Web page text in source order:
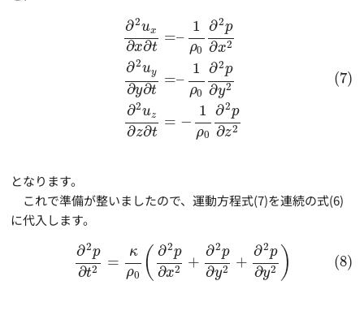
∂2ux
∂x∂t
∂2uy
∂y∂t
∂2uz
∂z∂t
=–
1
ρ0
∂2p
∂x2
=–
1
ρ0
∂2p
∂y2
= −
1
ρ0
∂2p
∂z2
(7)
となります。
これで準備が整いましたので、運動方程式(7)を連続の式(6)
に代入します。
∂2p
∂t2 =
κ
ρ0 ( ∂2p
∂x2 +
∂2p
∂y2 +
∂2p
∂y2 ) (8)